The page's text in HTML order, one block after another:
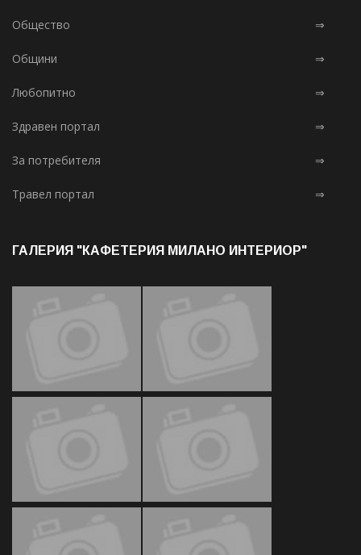
Общество ⇒
Общини ⇒
Любопитно ⇒
Здравен портал ⇒
За потребителя ⇒
Травел портал ⇒
ГАЛЕРИЯ "КАФЕТЕРИЯ МИЛАНО ИНТЕРИОР"